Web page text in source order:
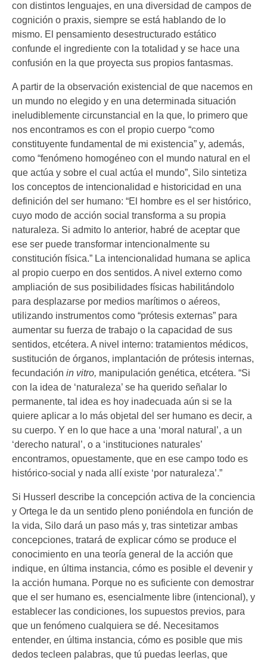
con distintos lenguajes, en una diversidad de campos de
cognición o praxis, siempre se está hablando de lo
mismo. El pensamiento desestructurado estático
confunde el ingrediente con la totalidad y se hace una
confusión en la que proyecta sus propios fantasmas.
A partir de la observación existencial de que nacemos en
un mundo no elegido y en una determinada situación
ineludiblemente circunstancial en la que, lo primero que
nos encontramos es con el propio cuerpo “como
constituyente fundamental de mi existencia” y, además,
como “fenómeno homogéneo con el mundo natural en el
que actúa y sobre el cual actúa el mundo”, Silo sintetiza
los conceptos de intencionalidad e historicidad en una
definición del ser humano: “El hombre es el ser histórico,
cuyo modo de acción social transforma a su propia
naturaleza. Si admito lo anterior, habré de aceptar que
ese ser puede transformar intencionalmente su
constitución física.” La intencionalidad humana se aplica
al propio cuerpo en dos sentidos. A nivel externo como
ampliación de sus posibilidades físicas habilitándolo
para desplazarse por medios marítimos o aéreos,
utilizando instrumentos como “prótesis externas” para
aumentar su fuerza de trabajo o la capacidad de sus
sentidos, etcétera. A nivel interno: tratamientos médicos,
sustitución de órganos, implantación de prótesis internas,
fecundación in vitro, manipulación genética, etcétera. “Si
con la idea de ‘naturaleza’ se ha querido señalar lo
permanente, tal idea es hoy inadecuada aún si se la
quiere aplicar a lo más objetal del ser humano es decir, a
su cuerpo. Y en lo que hace a una ‘moral natural’, a un
‘derecho natural’, o a ‘instituciones naturales’
encontramos, opuestamente, que en ese campo todo es
histórico-social y nada allí existe ‘por naturaleza’.”
Si Husserl describe la concepción activa de la conciencia
y Ortega le da un sentido pleno poniéndola en función de
la vida, Silo dará un paso más y, tras sintetizar ambas
concepciones, tratará de explicar cómo se produce el
conocimiento en una teoría general de la acción que
indique, en última instancia, cómo es posible el devenir y
la acción humana. Porque no es suficiente con demostrar
que el ser humano es, esencialmente libre (intencional), y
establecer las condiciones, los supuestos previos, para
que un fenómeno cualquiera se dé. Necesitamos
entender, en última instancia, cómo es posible que mis
dedos tecleen palabras, que tú puedas leerlas, que